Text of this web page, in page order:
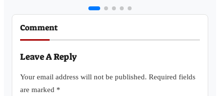
Comment
Leave A Reply
Your email address will not be published. Required fields
are marked *